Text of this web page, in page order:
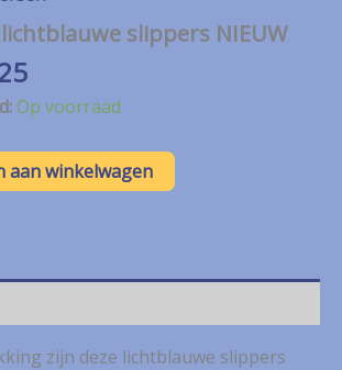
slippers NIEUW
Huidige
prijs
is:
€ 2,25.
Op voorraad
aan winkelwagen
zijn deze lichtblauwe slippers